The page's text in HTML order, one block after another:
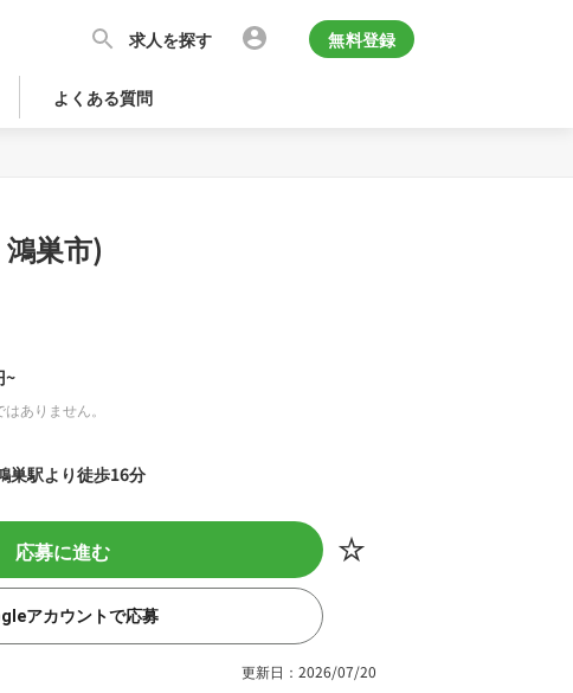
求人を探す 無料登録
よくある質問
巣市)
~
ありません。
巣駅より徒歩16分
応募に進む
アカウントで応募
更新日：2026/07/20